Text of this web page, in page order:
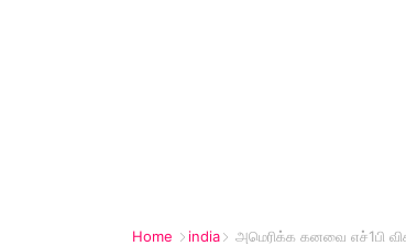
Home india அமெரிக்க கனவை எச்1பி